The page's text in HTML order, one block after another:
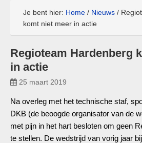
Je bent hier: Home / Nieuws /
komt niet meer in actie
Regioteam Hardenberg
in actie
25 maart 2019
Na overleg met het technische staf,
DKB (de beoogde organisator van de
met pijn in het hart besloten om geen
te stellen. De wedstrijd van vorig jaar